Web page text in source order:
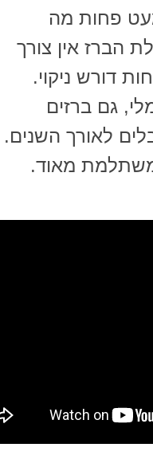
מעט פחות מה
הברז אין צורך
דורש ניקוי.
גם ברזים
לאורך השנים.
מאוד.